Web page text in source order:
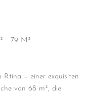
- 79 M²
– einer exquisiten
von 68 m², die